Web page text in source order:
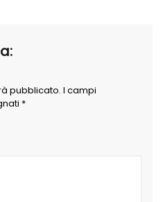
pubblicato. I campi
*